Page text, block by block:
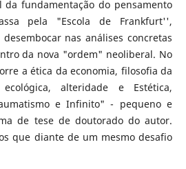
da fundamentação do pensamento
pela "Escola de Frankfurt'',
nas análises concretas
da nova "ordem" neoliberal. No
a ética da economia, filosofia da
alteridade e Estética,
e Infinito" - pequeno e
de tese de doutorado do autor.
que diante de um mesmo desafio